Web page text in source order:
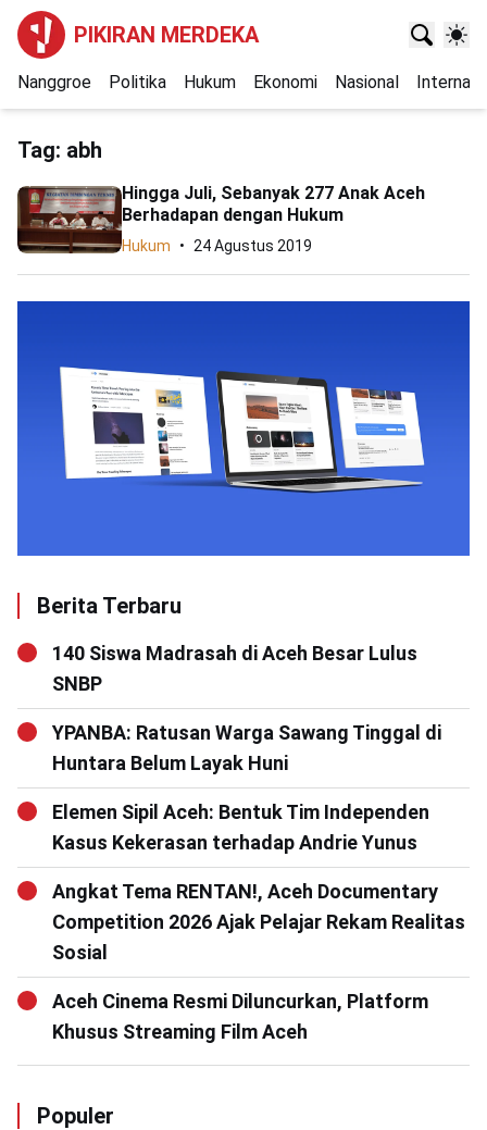
PIKIRAN MERDEKA
Nanggroe Politika Hukum Ekonomi Nasional
Tag: abh
Hingga Juli, Sebanyak 277 Anak Aceh
Berhadapan dengan Hukum
Hukum 24 Agustus 2019
Berita Terbaru
140 Siswa Madrasah di Aceh Besar Lulus
SNBP
YPANBA: Ratusan Warga Sawang Tinggal di
Huntara Belum Layak Huni
Elemen Sipil Aceh: Bentuk Tim Independen
Kasus Kekerasan terhadap Andrie Yunus
Angkat Tema RENTAN!, Aceh Documentary
Competition 2026 Ajak Pelajar Rekam Realitas
Sosial
Aceh Cinema Resmi Diluncurkan, Platform
Khusus Streaming Film Aceh
Populer